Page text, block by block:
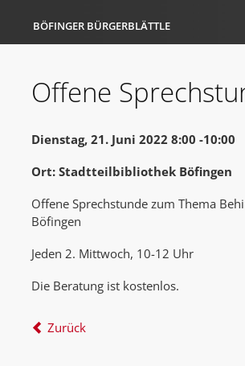
BÖFINGER BÜRGERBLÄTTLE
Offene
Dienstag, 21. Juni 2022 8:00 -10:00
Ort: Stadtteilbibliothek Böfingen
Offene Sprechstunde zum Thema
Böfingen
Jeden 2. Mittwoch, 10-12 Uhr
Die Beratung ist kostenlos.
Zurück